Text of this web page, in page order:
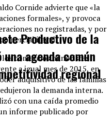
Cornide advierte que «la
formales», y provoca
no registradas, y por
ilegal.
comercios minoristas
a igual mes de 2015, en
adquisitivo de las familias
la demanda interna.
con una caída promedio
informe publicado por
Productivo de la
agenda común
regional